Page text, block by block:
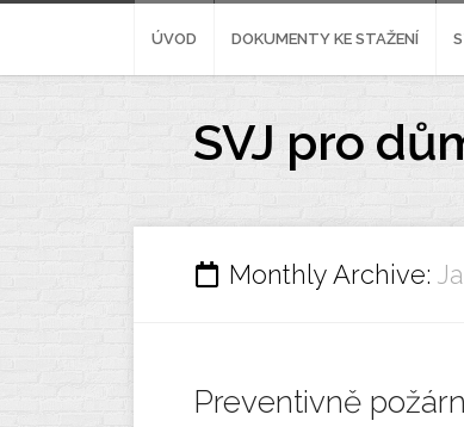
ÚVOD DOKUMENTY KE STAŽENÍ
SVJ pro
Monthly Archive:
Preventivně